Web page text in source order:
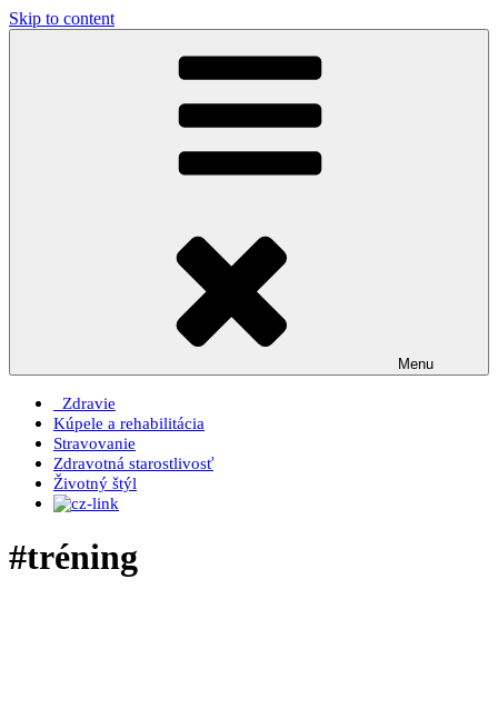
Skip to content
Menu
Zdravie
Kúpele a rehabilitácia
Stravovanie
Zdravotná starostlivosť
Životný štýl
#tréning